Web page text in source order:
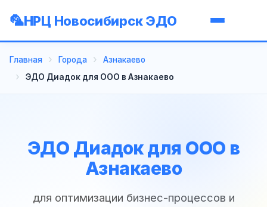
НРЦ Новосибирск ЭДО
Главная Города
Азнакаево
ЭДО Диадок для ООО в Азнакаево
ЭДО Диадок для ООО в
Азнакаево
для оптимизации бизнес-процессов и